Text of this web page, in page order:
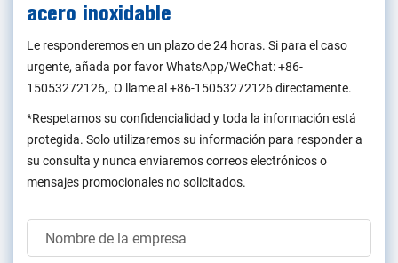
acero inoxidable
Le responderemos en un plazo de 24 horas. Si para el caso
urgente, añada por favor WhatsApp/WeChat:+86-
15053272126,. O llame al+86-15053272126directamente.
*Respetamos su confidencialidad y toda la información está
protegida. Solo utilizaremos su información para responder a
su consulta y nunca enviaremos correos electrónicos o
mensajes promocionales no solicitados.